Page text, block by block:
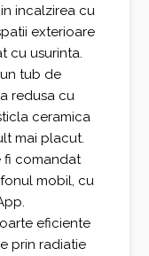
in incalzirea cu
exterioare
cu usurinta.
tub de
redusa cu
ceramica
mai placut.
fi comandat
mobil, cu
eficiente
prin radiatie